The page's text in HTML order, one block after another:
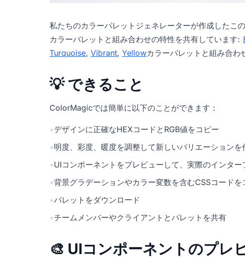
私たちのカラーパレットジェネレーターが作成したこ
カラーパレットと組み合わせの特性を共有しています:
Turquoise, Vibrant, Yellowカラーパレットと組み合わ
💡 できること
ColorMagicでは簡単に以下のことができます：
•デザインに正確なHEXコードとRGB値をコピー
•明度、彩度、暖度を調整して新しいバリエーションを
•UIコンポーネントをプレビューして、実際のインタ
•背景グラデーションやカラー変数を含むCSSコードを
•パレットをダウンロード
•チームメンバーやクライアントとパレットを共有
🎨 UIコンポーネントのプレ